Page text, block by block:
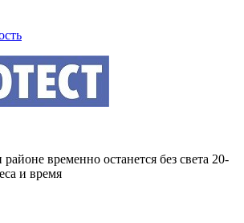
временно останется без света 20-
и время